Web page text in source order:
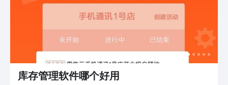
库存管理软件哪个好用